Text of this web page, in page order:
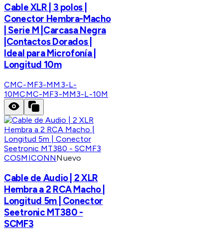
Cable XLR | 3 polos |
Conector Hembra-Macho
| Serie M |Carcasa Negra
|Contactos Dorados |
Ideal para Microfonía |
Longitud 10m
CMC-MF3-MM3-L-
10MCMC-MF3-MM3-L-10M
COSMICONNNuevo
Cable de Audio | 2 XLR
Hembra a 2 RCA Macho |
Longitud 5m | Conector
Seetronic MT380 -
SCMF3